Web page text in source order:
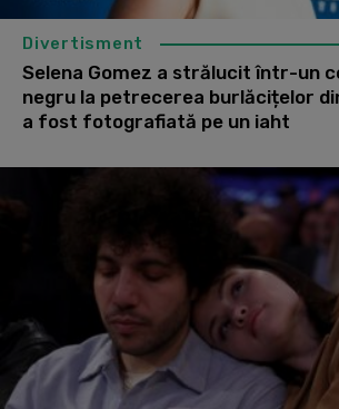
Divertisment
Selena Gomez a strălucit într-un
negru la petrecerea burlăcițelor
a fost fotografiată pe un iaht